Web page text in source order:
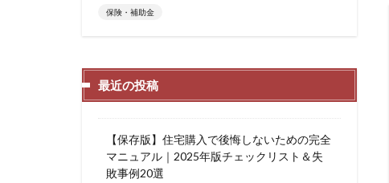
保険・補助金
最近の投稿
【保存版】住宅購入で後悔しないための完全
マニュアル｜2025年版チェックリスト＆失
敗事例20選